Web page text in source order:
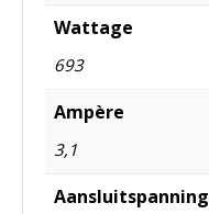
Wattage
693
Ampère
3,1
Aansluitspanning